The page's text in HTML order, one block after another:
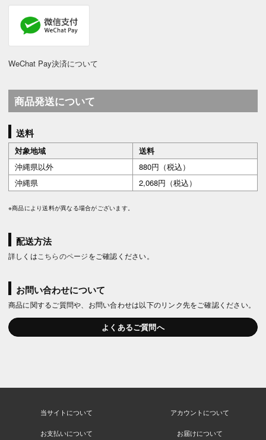
WeChat Pay決済について
商品発送について
送料
対象地域
送料
沖縄県以外
880円（税込）
沖縄県
2,068円（税込）
※商品により送料が異なる場合がございます。
配送方法
詳しくは こちらのページをご確認ください。
お問い合わせについて
商品に関するご質問や、お問い合わせは以下のリンク先をご確認ください。
よくあるご質問へ
当サイトについて アカウントについて
お支払いについて お届けについて